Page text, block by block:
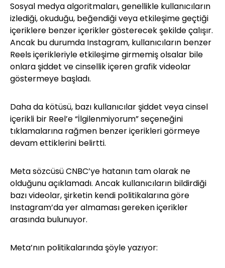
Sosyal medya algoritmaları, genellikle kullanıcıların
izlediği, okuduğu, beğendiği veya etkileşime geçtiği
içeriklere benzer içerikler gösterecek şekilde çalışır.
Ancak bu durumda Instagram, kullanıcıların benzer
Reels içerikleriyle etkileşime girmemiş olsalar bile
onlara şiddet ve cinsellik içeren grafik videolar
göstermeye başladı.
Daha da kötüsü, bazı kullanıcılar şiddet veya cinsel
içerikli bir Reel’e “İlgilenmiyorum” seçeneğini
tıklamalarına rağmen benzer içerikleri görmeye
devam ettiklerini belirtti.
Meta sözcüsü CNBC’ye hatanın tam olarak ne
olduğunu açıklamadı. Ancak kullanıcıların bildirdiği
bazı videolar, şirketin kendi politikalarına göre
Instagram’da yer almaması gereken içerikler
arasında bulunuyor.
Meta’nın politikalarında şöyle yazıyor: